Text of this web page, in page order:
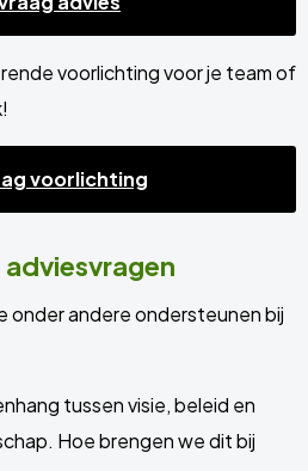
voorlichting voor je team of
voorlichting
onder andere ondersteunen bij
tussen visie, beleid en
Hoe brengen we dit bij